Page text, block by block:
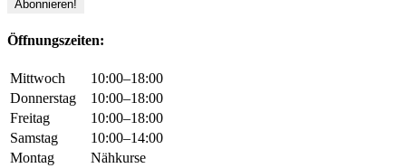
Öffnungszeiten:
Mittwoch
10:00–18:00
Donnerstag
10:00–18:00
Freitag
10:00–18:00
Samstag
10:00–14:00
Montag
Nähkurse